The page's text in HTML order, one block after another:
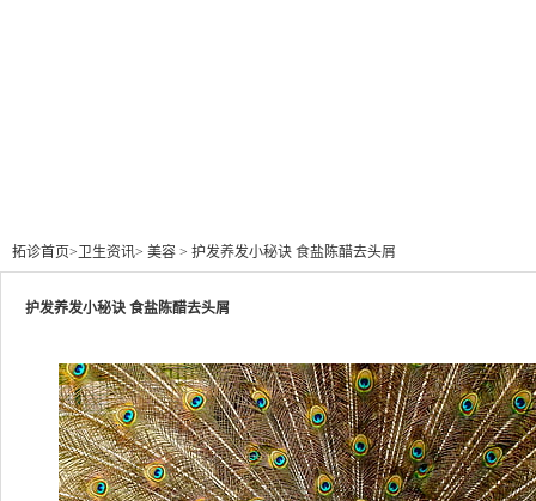
拓诊首页> 卫生资讯> 美容 > 护发养发小秘诀 食盐陈醋去头屑
护发养发小秘诀 食盐陈醋去头屑